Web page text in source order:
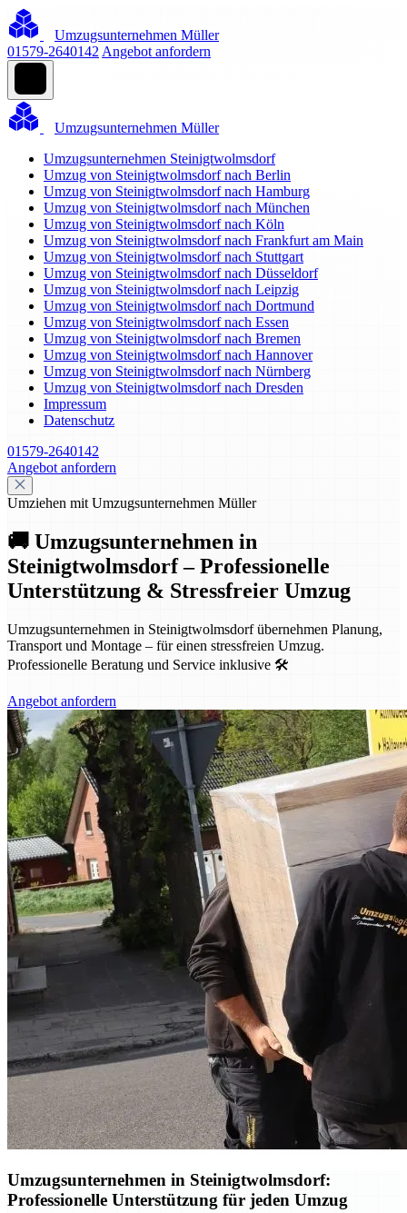
Umzugsunternehmen Müller
01579-2640142 Angebot anfordern
Umzugsunternehmen Müller
Umzugsunternehmen Steinigtwolmsdorf
Umzug von Steinigtwolmsdorf nach Berlin
Umzug von Steinigtwolmsdorf nach Hamburg
Umzug von Steinigtwolmsdorf nach München
Umzug von Steinigtwolmsdorf nach Köln
Umzug von Steinigtwolmsdorf nach Frankfurt am Main
Umzug von Steinigtwolmsdorf nach Stuttgart
Umzug von Steinigtwolmsdorf nach Düsseldorf
Umzug von Steinigtwolmsdorf nach Leipzig
Umzug von Steinigtwolmsdorf nach Dortmund
Umzug von Steinigtwolmsdorf nach Essen
Umzug von Steinigtwolmsdorf nach Bremen
Umzug von Steinigtwolmsdorf nach Hannover
Umzug von Steinigtwolmsdorf nach Nürnberg
Umzug von Steinigtwolmsdorf nach Dresden
Impressum
Datenschutz
01579-2640142
Angebot anfordern
Umziehen mit Umzugsunternehmen Müller
🚚 Umzugsunternehmen in
Steinigtwolmsdorf – Professionelle
Unterstützung & Stressfreier Umzug
Umzugsunternehmen in Steinigtwolmsdorf übernehmen Planung,
Transport und Montage – für einen stressfreien Umzug.
Professionelle Beratung und Service inklusive 🛠️
Angebot anfordern
Umzugsunternehmen in Steinigtwolmsdorf:
Professionelle Unterstützung für jeden Umzug